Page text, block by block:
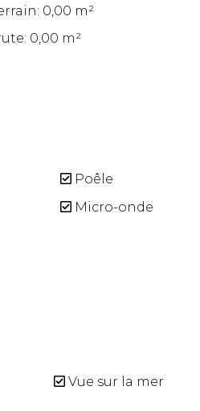
0,00 m²
0,00 m²
Poêle
Micro-onde
Vue sur la mer